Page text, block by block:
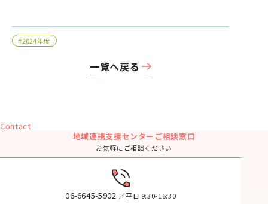
#2024年度
一覧へ戻る
Contact
地域連携支援センターご相談窓口
お気軽にご相談ください
06-6645-5902 ／平日 9:30-16:30